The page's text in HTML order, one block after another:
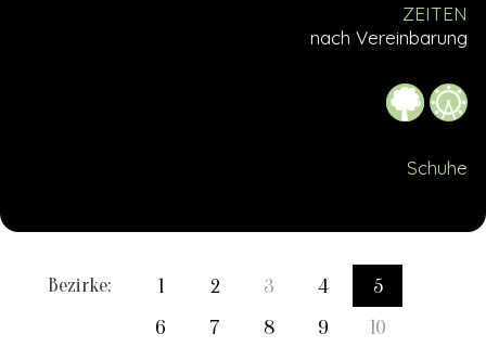
ZEITEN
nach Vereinbarung
Schuhe
Bezirke: 1 2 3 4
5
6
7 8 9
10